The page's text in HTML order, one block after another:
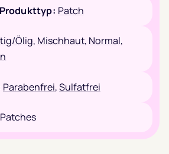
Patch
Ölig, Mischhaut, Normal,
Parabenfrei,Sulfatfrei